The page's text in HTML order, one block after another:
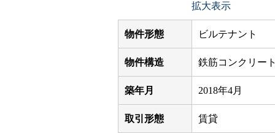
拡大表示
物件形態 ビルテナント
物件構造 鉄筋コンクリー
築年月 2018年4月
取引形態 賃貸